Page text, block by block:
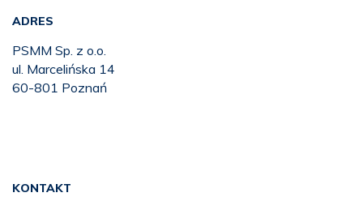
ADRES
PSMM Sp. z o.o.
ul. Marcelińska 14
60-801 Poznań
KONTAKT